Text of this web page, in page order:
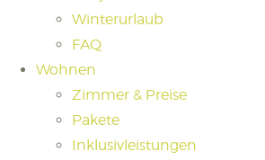
Winterurlaub
FAQ
Wohnen
Zimmer & Preise
Pakete
Inklusivleistungen